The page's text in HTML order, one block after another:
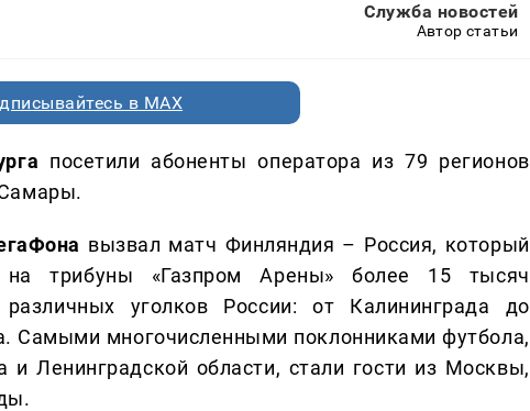
Служба новостей
Автор статьи
в MAX
посетили абоненты оператора из 79 регионов
вызвал матч Финляндия – Россия, который
трибуны «Газпром Арены» более 15 тысяч
уголков России: от Калининграда до
Самыми многочисленными поклонниками футбола,
и Ленинградской области, стали гости из Москвы,